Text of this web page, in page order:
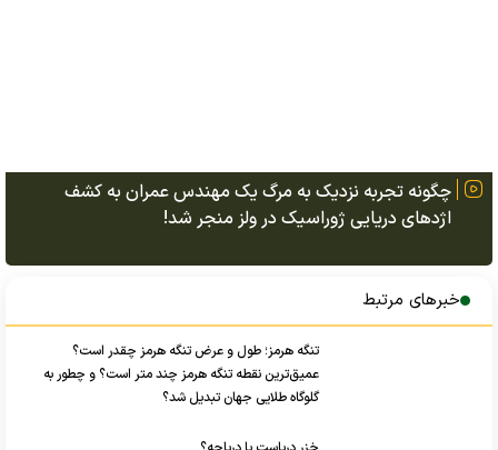
چگونه تجربه نزدیک به مرگ یک مهندس عمران به کشف
اژد‌های دریایی ژوراسیک در ولز منجر شد!
خبرهای مرتبط
تنگه هرمز؛ طول و عرض تنگه هرمز چقدر است؟
عمیق‌ترین نقطه تنگه هرمز چند متر است؟ و چطور به
گلوگاه طلایی جهان تبدیل شد؟
خزر دریاست یا دریاچه؟